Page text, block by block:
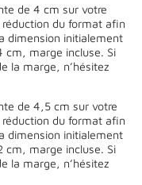
de 4 cm sur votre
du format afin
dimension initialement
cm, marge incluse. Si
la marge, n’hésitez
de 4,5 cm sur votre
du format afin
dimension initialement
cm, marge incluse. Si
la marge, n’hésitez